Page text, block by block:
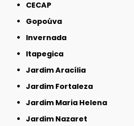
CECAP
Gopoúva
Invernada
Itapegica
Jardim Aracília
Jardim Fortaleza
Jardim Maria Helena
Jardim Nazaret